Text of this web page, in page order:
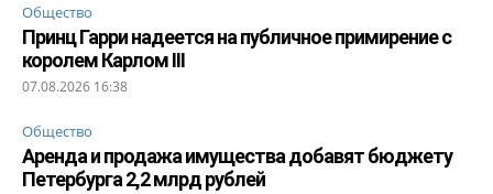
Общество
Принц Гарри надеется на публичное примирение с
королем Карлом III
07.08.2026 16:38
Общество
Аренда и продажа имущества добавят бюджету
Петербурга 2,2 млрд рублей